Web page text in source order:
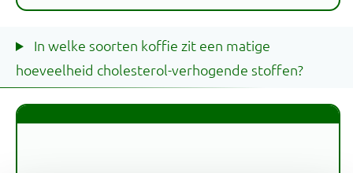
In welke soorten koffie zit een matige
hoeveelheid cholesterol-verhogende stoffen?